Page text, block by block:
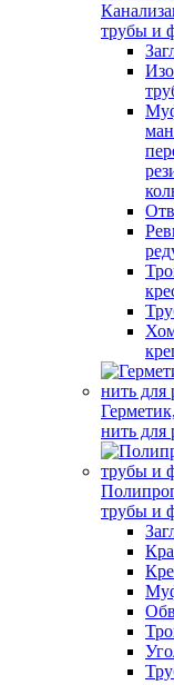
трубы и
нить для
трубы и